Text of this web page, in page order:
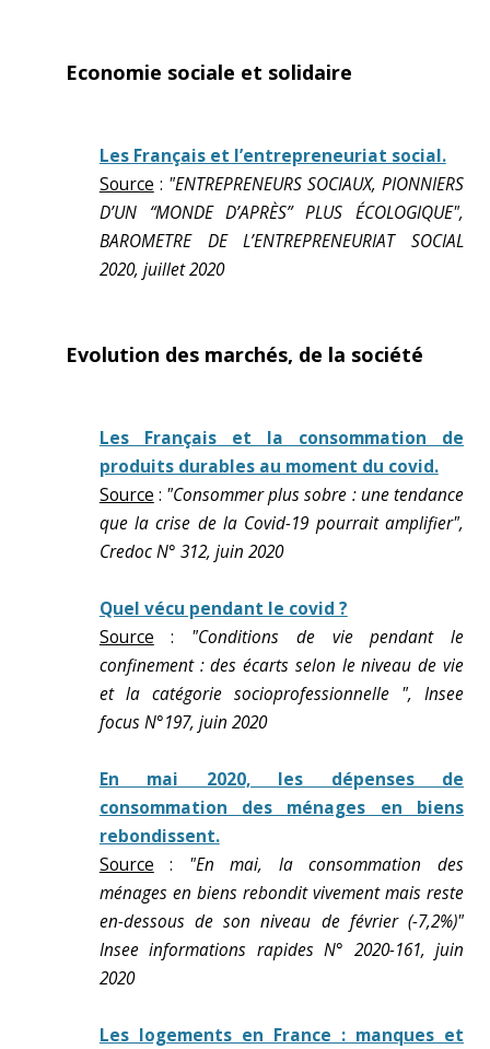
Economie sociale et solidaire
Les Français et l’entrepreneuriat social.
Source : "ENTREPRENEURS SOCIAUX, PIONNIERS
D’UN “MONDE D’APRÈS” PLUS ÉCOLOGIQUE",
BAROMETRE DE L’ENTREPRENEURIAT SOCIAL
2020, juillet 2020
Evolution des marchés, de la société
Les Français et la consommation de
produits durables au moment du covid.
Source : "Consommer plus sobre : une tendance
que la crise de la Covid-19 pourrait amplifier",
Credoc N° 312, juin 2020
Quel vécu pendant le covid ?
Source : "Conditions de vie pendant le
confinement : des écarts selon le niveau de vie
et la catégorie socioprofessionnelle ", Insee
focus N°197, juin 2020
En mai 2020, les dépenses de
consommation des ménages en biens
rebondissent.
Source : "En mai, la consommation des
ménages en biens rebondit vivement mais reste
en-dessous de son niveau de février (-7,2%)"
Insee informations rapides N° 2020-161, juin
2020
Les logements en France : manques et